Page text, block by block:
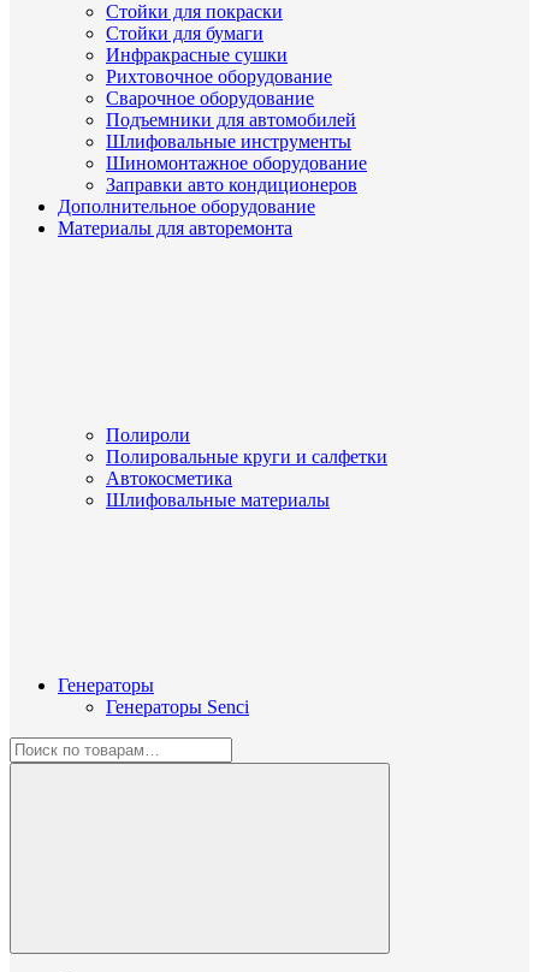
Стойки для покраски
Стойки для бумаги
Инфракрасные сушки
Рихтовочное оборудование
Сварочное оборудование
Подъемники для автомобилей
Шлифовальные инструменты
Шиномонтажное оборудование
Заправки авто кондиционеров
Дополнительное оборудование
Материалы для авторемонта
Полироли
Полировальные круги и салфетки
Автокосметика
Шлифовальные материалы
Генераторы
Генераторы Senci